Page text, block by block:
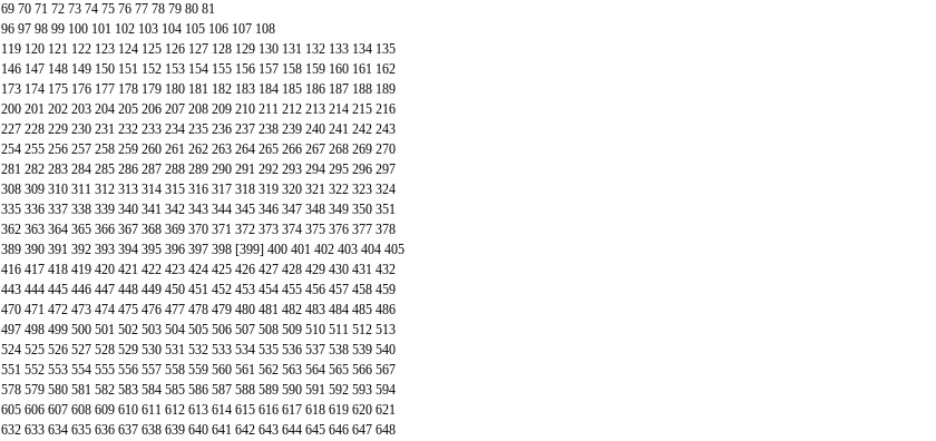
69 70 71 72 73 74 75 76 77 78 79 80 81
96 97 98 99 100 101 102 103 104 105 106 107 108
119 120 121 122 123 124 125 126 127 128 129 130 131 132 133 134 135
146 147 148 149 150 151 152 153 154 155 156 157 158 159 160 161 162
173 174 175 176 177 178 179 180 181 182 183 184 185 186 187 188 189
200 201 202 203 204 205 206 207 208 209 210 211 212 213 214 215 216
227 228 229 230 231 232 233 234 235 236 237 238 239 240 241 242 243
254 255 256 257 258 259 260 261 262 263 264 265 266 267 268 269 270
281 282 283 284 285 286 287 288 289 290 291 292 293 294 295 296 297
308 309 310 311 312 313 314 315 316 317 318 319 320 321 322 323 324
335 336 337 338 339 340 341 342 343 344 345 346 347 348 349 350 351
362 363 364 365 366 367 368 369 370 371 372 373 374 375 376 377 378
389 390 391 392 393 394 395 396 397 398 [399] 400 401 402 403 404 405
416 417 418 419 420 421 422 423 424 425 426 427 428 429 430 431 432
443 444 445 446 447 448 449 450 451 452 453 454 455 456 457 458 459
470 471 472 473 474 475 476 477 478 479 480 481 482 483 484 485 486
497 498 499 500 501 502 503 504 505 506 507 508 509 510 511 512 513
524 525 526 527 528 529 530 531 532 533 534 535 536 537 538 539 540
551 552 553 554 555 556 557 558 559 560 561 562 563 564 565 566 567
578 579 580 581 582 583 584 585 586 587 588 589 590 591 592 593 594
605 606 607 608 609 610 611 612 613 614 615 616 617 618 619 620 621
632 633 634 635 636 637 638 639 640 641 642 643 644 645 646 647 648